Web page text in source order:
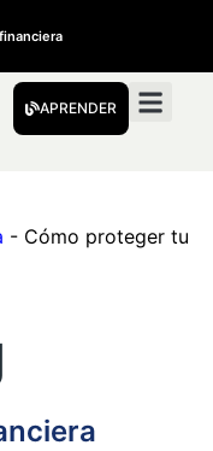
APRENDER
- Cómo proteger tu